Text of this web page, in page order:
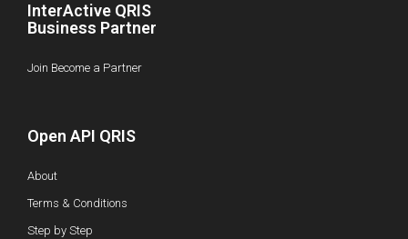
InterActive QRIS
Business Partner
Join Become a Partner
Open API QRIS
About
Terms & Conditions
Step by Step